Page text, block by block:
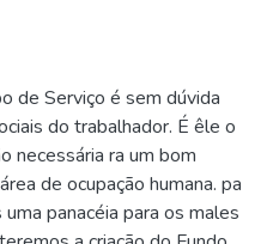
de Serviço é sem dúvida
do trabalhador. É êle o
necessária ra um bom
de ocupação humana. pa
panacéia para os males